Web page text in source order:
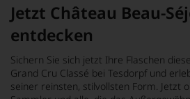
Jetzt Château Beau-
entdecken
Sichern Sie sich jetzt Ihre Flaschen
Grand Cru Classé bei Tesdorpf und
seiner reinsten, stilvollsten Form. Jetzt